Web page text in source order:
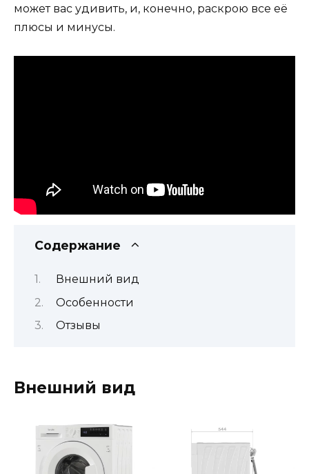
может вас удивить, и, конечно, раскрою все её
плюсы и минусы.
Содержание
Внешний вид
Особенности
Отзывы
Внешний вид